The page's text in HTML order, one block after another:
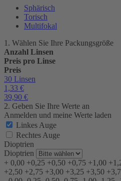
Sphärisch
Torisch
Multifokal
1. Wählen Sie Ihre Packungsgröße
Anzahl Linsen
Preis pro Linse
Preis
30 Linsen
1,33 €
39,90 €
2. Geben Sie Ihre Werte an
Anmelden und meine Werte laden
Linkes Auge
Rechtes Auge
Dioptrien
Dioptrien
+ 0,00 +0,25 +0,50 +0,75 +1,00
+2,50 +2,75 +3,00 +3,25 +3,50